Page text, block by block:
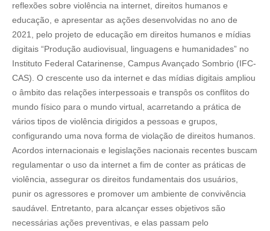
reflexões sobre violência na internet, direitos humanos e
educação, e apresentar as ações desenvolvidas no ano de
2021, pelo projeto de educação em direitos humanos e mídias
digitais “Produção audiovisual, linguagens e humanidades” no
Instituto Federal Catarinense, Campus Avançado Sombrio (IFC-
CAS). O crescente uso da internet e das mídias digitais ampliou
o âmbito das relações interpessoais e transpôs os conflitos do
mundo físico para o mundo virtual, acarretando a prática de
vários tipos de violência dirigidos a pessoas e grupos,
configurando uma nova forma de violação de direitos humanos.
Acordos internacionais e legislações nacionais recentes buscam
regulamentar o uso da internet a fim de conter as práticas de
violência, assegurar os direitos fundamentais dos usuários,
punir os agressores e promover um ambiente de convivência
saudável. Entretanto, para alcançar esses objetivos são
necessárias ações preventivas, e elas passam pelo